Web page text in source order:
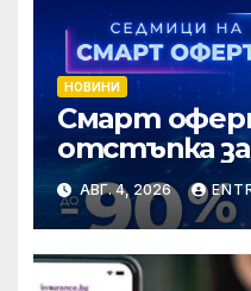
НОВИНИ
Смарт
отстъпка за
устройства
през август
АВГ. 4, 2026